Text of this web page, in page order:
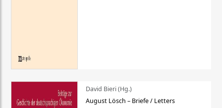
David Bieri (Hg.)
August Lösch – Briefe / Letters